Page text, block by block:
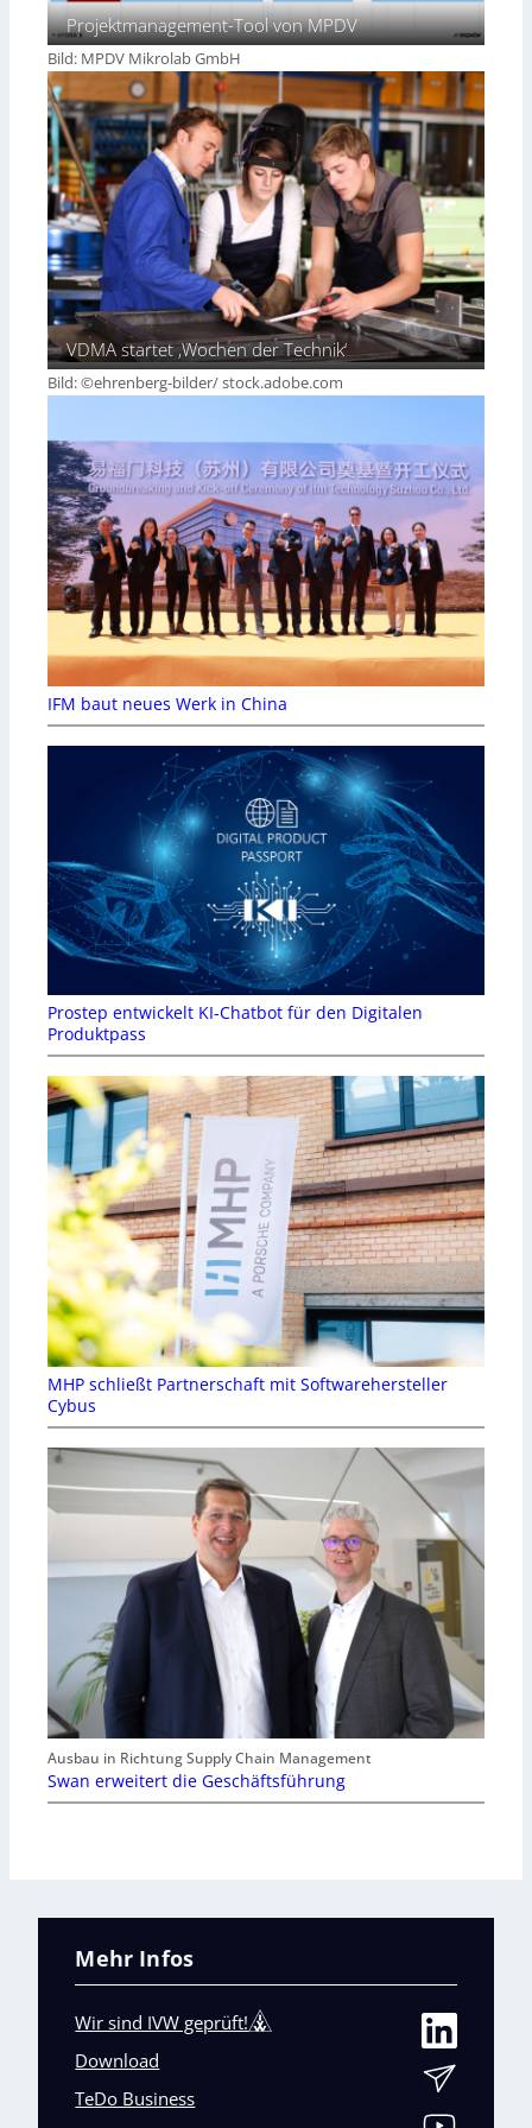
Projektmanagement-Tool von MPDV
Bild: MPDV Mikrolab GmbH
VDMA startet ‚Wochen der Technik‘
Bild: ©ehrenberg-bilder/ stock.adobe.com
IFM baut neues Werk in China
Prostep entwickelt KI-Chatbot für den Digitalen
Produktpass
MHP schließt Partnerschaft mit Softwarehersteller
Cybus
Ausbau in Richtung Supply Chain Management
Swan erweitert die Geschäftsführung
Mehr Infos
Wir sind IVW geprüft!
Download
TeDo Business